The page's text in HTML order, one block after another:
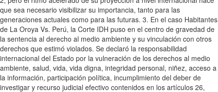
que sea necesario visibilizar su importancia, tanto para las
generaciones actuales como para las futuras. 3. En el caso Habitantes
de La Oroya Vs. Perú, la Corte IDH puso en el centro de gravedad de
la sentencia al derecho al medio ambiente y su vinculación con otros
derechos que estimó violados. Se declaró la responsabilidad
internacional del Estado por la vulneración de los derechos al medio
ambiente, salud, vida, vida digna, integridad personal, niñez, acceso a
la información, participación política, incumplimiento del deber de
investigar y recurso judicial efectivo contenidos en los artículos 26,